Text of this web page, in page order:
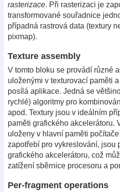
rasterizace. Při rasterizaci je
transformované souřadnice
případná rastrová data (textury
pixmap).
Texture assembly
V tomto bloku se provádí různé
uloženými v texturovací paměti
posílá aplikace. Jedná se
rychlé) algoritmy pro
apod. Textury jsou v ideálním
paměti grafického akcelerátoru.
uloženy v hlavní paměti
zapotřebí pro vykreslování, jsou
grafického akcelerátoru, což
zatížení sběrnice procesoru a
Per-fragment operations